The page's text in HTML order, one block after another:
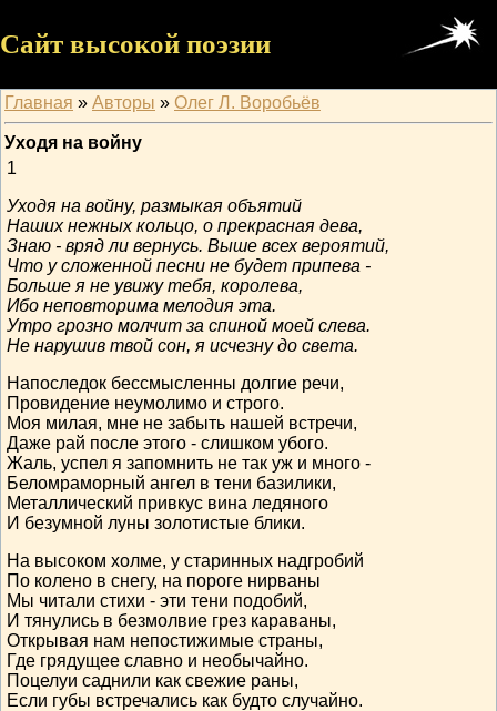
Сайт высокой поэзии
Главная » Авторы » Олег Л. Воробьёв
Уходя на войну
1
Уходя на войну, размыкая объятий
Наших нежных кольцо, о прекрасная дева,
Знаю - вряд ли вернусь. Выше всех вероятий,
Что у сложенной песни не будет припева -
Больше я не увижу тебя, королева,
Ибо неповторима мелодия эта.
Утро грозно молчит за спиной моей слева.
Не нарушив твой сон, я исчезну до света.
Напоследок бессмысленны долгие речи,
Провидение неумолимо и строго.
Моя милая, мне не забыть нашей встречи,
Даже рай после этого - слишком убого.
Жаль, успел я запомнить не так уж и много -
Беломраморный ангел в тени базилики,
Металлический привкус вина ледяного
И безумной луны золотистые блики.
На высоком холме, у старинных надгробий
По колено в снегу, на пороге нирваны
Мы читали стихи - эти тени подобий,
И тянулись в безмолвие грез караваны,
Открывая нам непостижимые страны,
Где грядущее славно и необычайно.
Поцелуи саднили как свежие раны,
Если губы встречались как будто случайно.